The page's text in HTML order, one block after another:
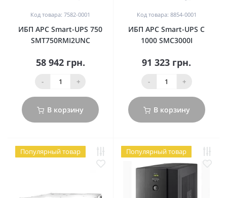
Код товара: 7582-0001
ИБП APC Smart-UPS 750
SMT750RMI2UNC
58 942 грн.
- +
В корзину
Код товара: 8854-0001
ИБП APC Smart-UPS C
1000 SMC3000I
91 323 грн.
- +
В корзину
Популярный товар Популярный товар